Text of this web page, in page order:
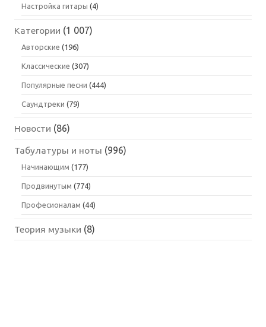
Настройка гитары (4)
Категории (1 007)
Авторские (196)
Классические (307)
Популярные песни (444)
Саундтреки (79)
Новости (86)
Табулатуры и ноты (996)
Начинающим (177)
Продвинутым (774)
Професионалам (44)
Теория музыки (8)